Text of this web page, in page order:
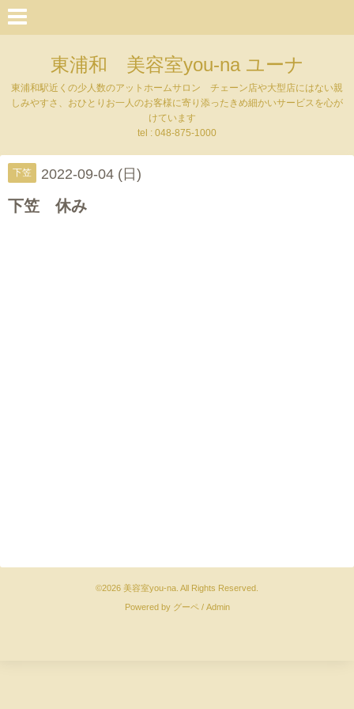
東浦和 美容室you-na ユーナ
東浦和駅近くの少人数のアットホームサロン チェーン店や大型店にはない親
しみやすさ、おひとりお一人のお客様に寄り添ったきめ細かいサービスを心が
けています
tel : 048-875-1000
下笠 2022-09-04 (日)
下笠 休み
©2026 美容室you-na . All Rights Reserved.
Powered by グーペ/ Admin